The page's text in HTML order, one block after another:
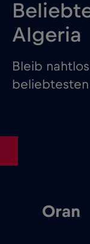
Algeria
Bleib
beliebtesten
Oran